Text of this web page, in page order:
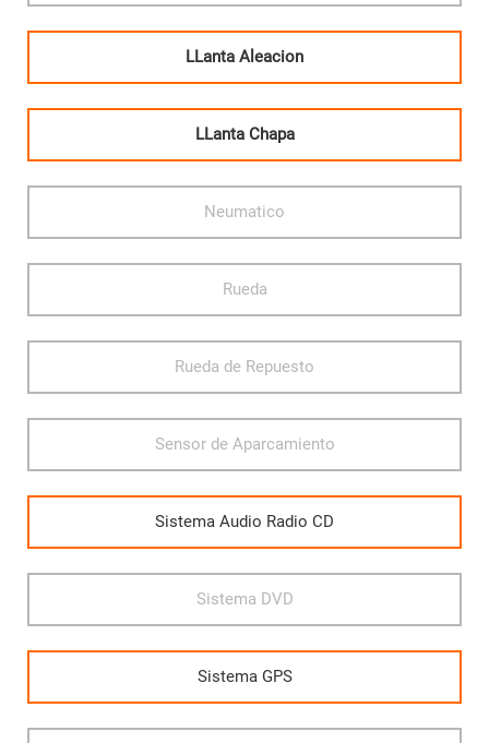
LLanta Aleacion
LLanta Chapa
Neumatico
Rueda
Rueda de Repuesto
Sensor de Aparcamiento
Sistema Audio Radio CD
Sistema DVD
Sistema GPS